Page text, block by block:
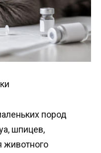
пород
шпицев,
животного